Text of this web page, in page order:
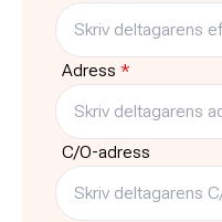
Adress *
C/O-adress